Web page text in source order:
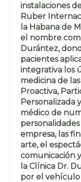
instalaciones
Ruber
la Habana de
el nombre
Durántez,
pacientes
integrativa los
medicina de las
Proactiva,
Personalizada
médico de
empresa, las
arte, el
comunicación
la Clínica Dr.
por el